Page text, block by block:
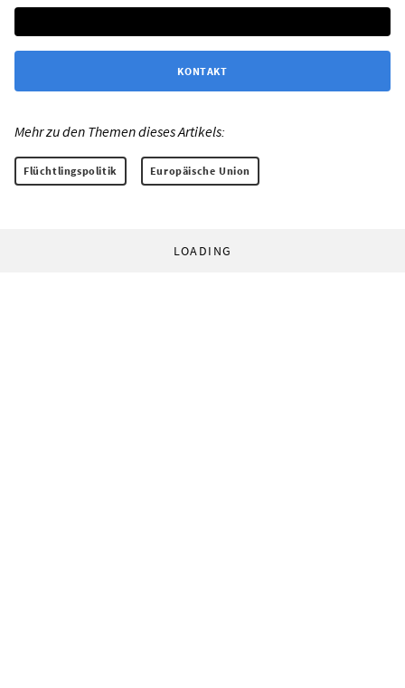
KONTAKT
Mehr zu den Themen dieses Artikels:
Flüchtlingspolitik Europäische Union
LOADING